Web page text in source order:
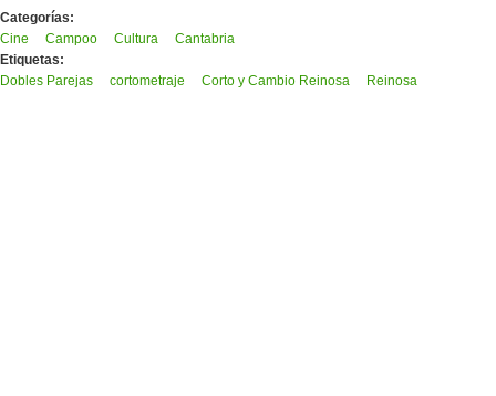
Categorías:
Cine
Campoo Cultura
Cantabria
Etiquetas:
Dobles Parejas
cortometraje Corto y Cambio Reinosa Reinosa